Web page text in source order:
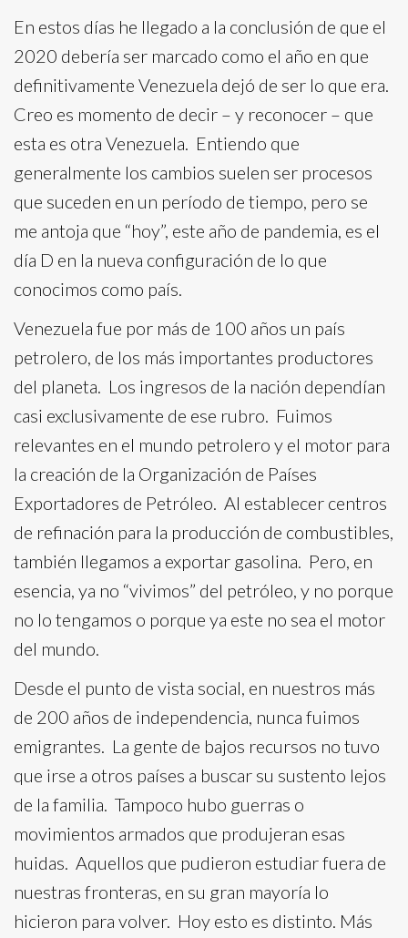
En estos días he llegado a la conclusión de que el
2020 debería ser marcado como el año en que
definitivamente Venezuela dejó de ser lo que era.
Creo es momento de decir – y reconocer – que
esta es otra Venezuela. Entiendo que
generalmente los cambios suelen ser procesos
que suceden en un período de tiempo, pero se
me antoja que “hoy”, este año de pandemia, es el
día D en la nueva configuración de lo que
conocimos como país.
Venezuela fue por más de 100 años un país
petrolero, de los más importantes productores
del planeta. Los ingresos de la nación dependían
casi exclusivamente de ese rubro. Fuimos
relevantes en el mundo petrolero y el motor para
la creación de la Organización de Países
Exportadores de Petróleo. Al establecer centros
de refinación para la producción de combustibles,
también llegamos a exportar gasolina. Pero, en
esencia, ya no “vivimos” del petróleo, y no porque
no lo tengamos o porque ya este no sea el motor
del mundo.
Desde el punto de vista social, en nuestros más
de 200 años de independencia, nunca fuimos
emigrantes. La gente de bajos recursos no tuvo
que irse a otros países a buscar su sustento lejos
de la familia. Tampoco hubo guerras o
movimientos armados que produjeran esas
huidas. Aquellos que pudieron estudiar fuera de
nuestras fronteras, en su gran mayoría lo
hicieron para volver. Hoy esto es distinto. Más